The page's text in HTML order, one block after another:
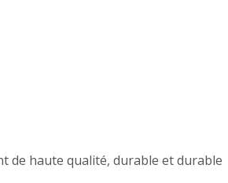
de haute qualité, durable et durable